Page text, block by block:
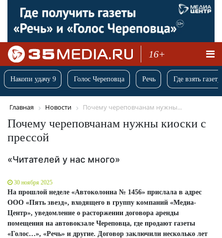
16+
Накопи удачу 9 Голос Череповца Речь Где взять
Главная Новости Почему череповчанам нужны...
Почему череповчанам нужны киоски с
прессой
«Читателей у нас много»
30 ноября 2025
На прошлой неделе «Автоколонна № 1456» прислала в адрес
ООО «Пять звезд», входящего в группу компаний «Медиа-
Центр», уведомление о расторжении договора аренды
помещения на автовокзале Череповца, где продают газеты
«Голос…», «Речь» и другие. Договор заключили несколько лет